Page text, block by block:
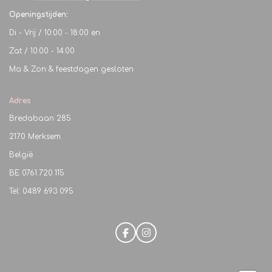
Openingstijden:
Di - Vrij / 10:00 - 18:00 en
Zat / 10:00 - 14:00
Ma & Zon & feestdagen gesloten
Adres
Bredabaan 285
2170 Merksem
België
BE 0761.720.115
Tel: 0489 693 095
F
a
I
n